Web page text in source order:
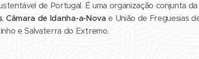
de Portugal. É uma organização conjunta da
, Câmara de Idanha-a-Nova e União de Freguesias
e Salvaterra do Extremo.